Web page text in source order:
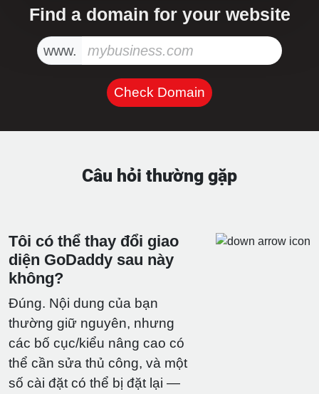
Find a domain for your website
www.
Check Domain
Câu hỏi thường gặp
Tôi có thể thay đổi giao
diện GoDaddy sau này
không?
Đúng. Nội dung của bạn
thường giữ nguyên, nhưng
các bố cục/kiểu nâng cao có
thể cần sửa thủ công, và một
số cài đặt có thể bị đặt lại —